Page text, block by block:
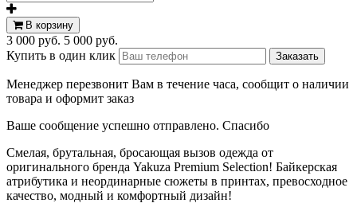
В корзину
3 000 руб. 5 000 руб.
Купить в один клик
Менеджер перезвонит Вам в течение часа, сообщит о наличии
товара и оформит заказ
Ваше сообщение успешно отправлено. Спасибо
Смелая, брутальная, бросающая вызов одежда от
оригинального бренда Yakuza Premium Selection! Байкерская
атрибутика и неординарные сюжеты в принтах, превосходное
качество, модный и комфортный дизайн!